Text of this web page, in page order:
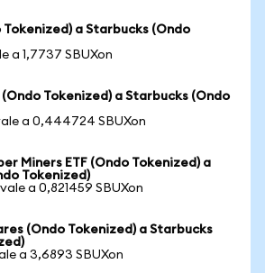
a Starbucks (Ondo
a 1,7737 SBUXon
Tokenized) a Starbucks (Ondo
a 0,444724 SBUXon
Miners ETF (Ondo Tokenized) a
Tokenized)
a 0,821459 SBUXon
(Ondo Tokenized) a Starbucks
a 3,6893 SBUXon